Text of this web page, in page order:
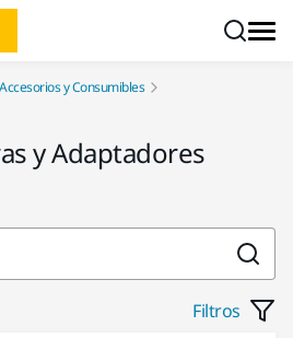
Accesorios y Consumibles
y Adaptadores
Filtros